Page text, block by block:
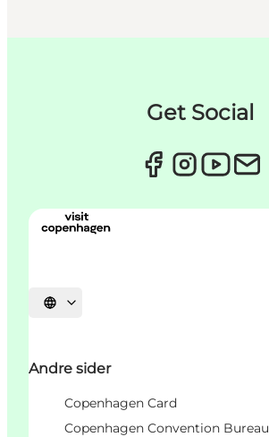
Get Social
Vælg sprog
Andre sider
Copenhagen Card
Copenhagen Convention Bureau